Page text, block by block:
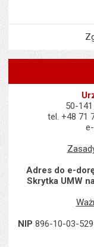
50-
tel. +48 71
Adres do e-
Skrytka UMW
NIP 896-10-03-529